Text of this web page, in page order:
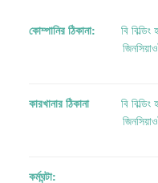
কোম্পানির ঠিকানা:
বি
কারখানার ঠিকানা
বি
কর্মঘন্টা: